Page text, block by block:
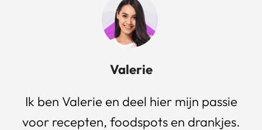
Valerie
Ik ben Valerie en deel hier mijn passie
voor recepten, foodspots en drankjes.